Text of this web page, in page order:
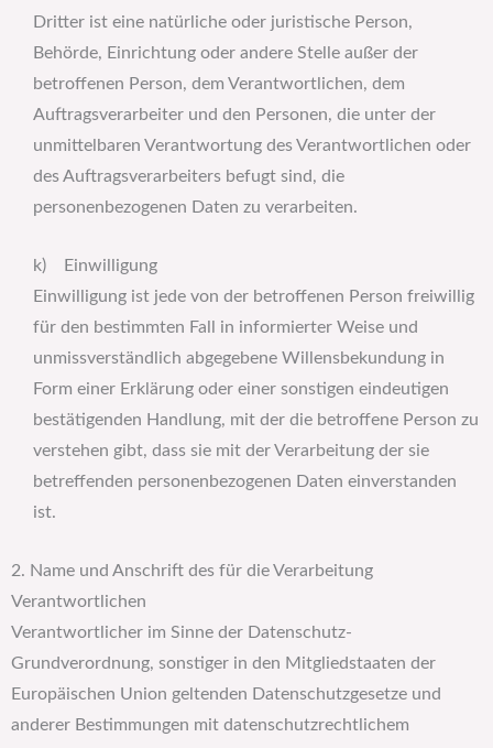
Dritter ist eine natürliche oder juristische Person,
Behörde, Einrichtung oder andere Stelle außer der
betroffenen Person, dem Verantwortlichen, dem
Auftragsverarbeiter und den Personen, die unter der
unmittelbaren Verantwortung des Verantwortlichen oder
des Auftragsverarbeiters befugt sind, die
personenbezogenen Daten zu verarbeiten.
k) Einwilligung
Einwilligung ist jede von der betroffenen Person freiwillig
für den bestimmten Fall in informierter Weise und
unmissverständlich abgegebene Willensbekundung in
Form einer Erklärung oder einer sonstigen eindeutigen
bestätigenden Handlung, mit der die betroffene Person zu
verstehen gibt, dass sie mit der Verarbeitung der sie
betreffenden personenbezogenen Daten einverstanden
ist.
2. Name und Anschrift des für die Verarbeitung
Verantwortlichen
Verantwortlicher im Sinne der Datenschutz-
Grundverordnung, sonstiger in den Mitgliedstaaten der
Europäischen Union geltenden Datenschutzgesetze und
anderer Bestimmungen mit datenschutzrechtlichem